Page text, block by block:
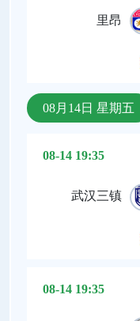
里昂
08月14日 星期五
08-14 19:35
武汉三镇
08-14 19:35